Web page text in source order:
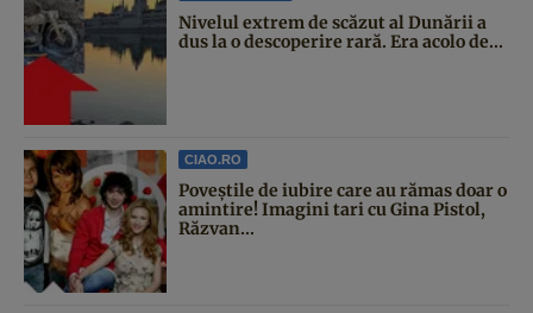
Nivelul extrem de scăzut al Dunării a
dus la o descoperire rară. Era acolo de...
CIAO.RO
Poveştile de iubire care au rămas doar o
amintire! Imagini tari cu Gina Pistol,
Răzvan...